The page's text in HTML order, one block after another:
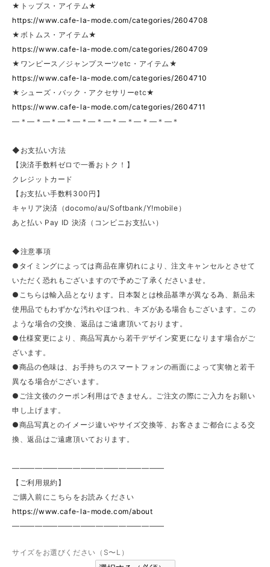
★トップス・アイテム★
https://www.cafe-la-mode.com/categories/2604708
★ボトムス・アイテム★
https://www.cafe-la-mode.com/categories/2604709
★ワンピース／ジャンプスーツetc・アイテム★
https://www.cafe-la-mode.com/categories/2604710
★シューズ・バック・アクセサリーetc★
https://www.cafe-la-mode.com/categories/2604711
—＊—＊—＊—＊—＊—＊—＊—＊—＊—＊—＊
◆お支払い方法
【決済手数料ゼロで一番おトク！】
クレジットカード
【お支払い手数料300円】
キャリア決済（docomo/au/Softbank/Y!mobile）
あと払い Pay ID 決済（コンビニお支払い）
◆注意事項
●タイミングによっては商品在庫切れにより、注文キャンセルとさせて
いただく恐れもございますので予めご了承くださいませ。
●こちらは輸入品となります。日本製とは検品基準が異なる為、新品未
使用品でもわずかな汚れやほつれ、キズがある場合もございます。この
ような場合の交換、返品はご遠慮頂いております。
●仕様変更により、商品写真から若干デザイン変更になります場合がご
ざいます。
●商品の色味は、お手持ちのスマートフォンの画面によって実物と若干
異なる場合がございます。
●ご注文後のクーポン利用はできません。ご注文の際にご入力をお願い
申し上げます。
●商品写真とのイメージ違いやサイズ交換等、お客さまご都合による交
換、返品はご遠慮頂いております。
————————————————————
【ご利用規約】
ご購入前にこちらをお読みください
https://www.cafe-la-mode.com/about
————————————————————
サイズをお選びください（S〜L）